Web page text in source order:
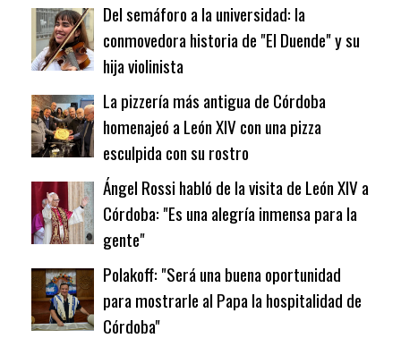
Del semáforo a la universidad: la
conmovedora historia de "El Duende" y su
hija violinista
La pizzería más antigua de Córdoba
homenajeó a León XIV con una pizza
esculpida con su rostro
Ángel Rossi habló de la visita de León XIV a
Córdoba: "Es una alegría inmensa para la
gente"
Polakoff: "Será una buena oportunidad
para mostrarle al Papa la hospitalidad de
Córdoba"